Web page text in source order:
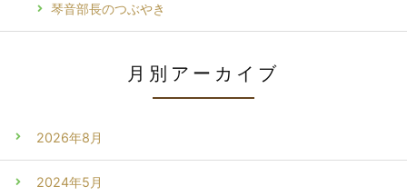
琴音部長のつぶやき
月別アーカイブ
2026年8月
2024年5月